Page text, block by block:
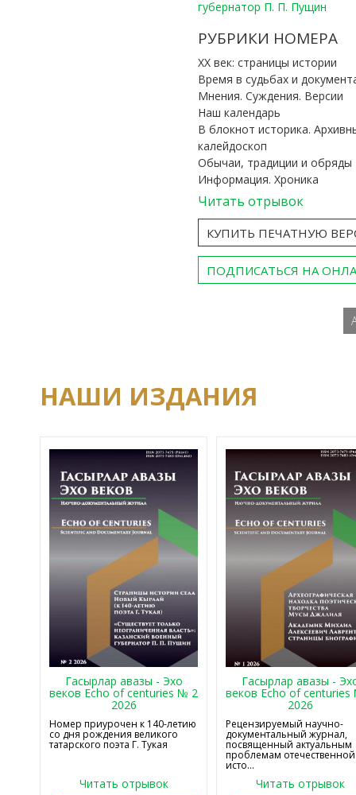
губернатор П. П. Пущин
РУБРИКИ НОМЕРА
ХХ век: страницы истории
Время в судьбах и
Мнения. Суждения. Версии
Наш календарь
В блокнот историка.
калейдоскоп
Обычаи, традиции и обряды
Информация. Хроника
Читать отрывок
КУПИТЬ ПЕЧАТНУЮ
ПОДПИСАТЬСЯ НА
НАШИ ИЗДАНИЯ
Гасырлар авазы - Эхо
веков Echo of centuries № 2
2026
Номер приурочен к 140-летию
со дня рождения великого
татарского поэта Г. Тукая
Читать отрывок
Гасырлар авазы -
веков Echo of
2026
Рецензируемый научно-
документальный журнал,
посвященный актуальным
проблемам отечественной
исто...
Читать отрывок